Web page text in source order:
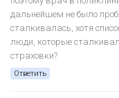
дальнейшем не было
сталкивалась, хотя
люди, которые
страховки?
Ответить